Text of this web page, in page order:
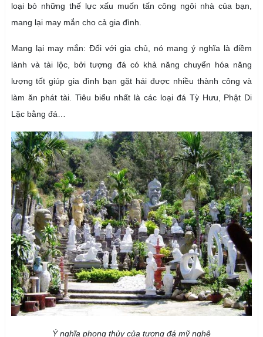
loại bỏ những thế lực xấu muốn tấn công ngôi nhà của bạn,
mang lại may mắn cho cả gia đình.
Mang lại may mắn: Đối với gia chủ, nó mang ý nghĩa là điềm
lành và tài lộc, bởi tượng đá có khả năng chuyển hóa năng
lượng tốt giúp gia đình bạn gặt hái được nhiều thành công và
làm ăn phát tài. Tiêu biểu nhất là các loại đá Tỳ Hưu, Phật Di
Lặc bằng đá…
Ý nghĩa phong thủy của tượng đá mỹ nghệ